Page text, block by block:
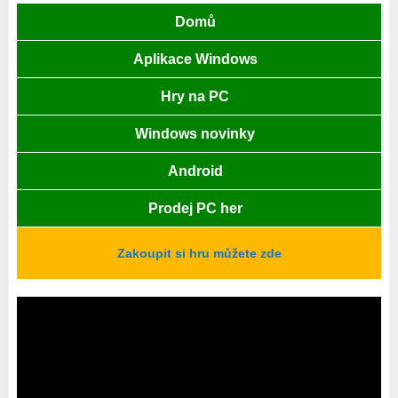
Domů
Aplikace Windows
Hry na PC
Windows novinky
Android
Prodej PC her
Zakoupit si hru můžete zde